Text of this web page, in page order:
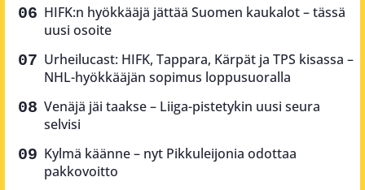
HIFK:n hyökkääjä jättää Suomen kaukalot – tässä
uusi osoite
Urheilucast: HIFK, Tappara, Kärpät ja TPS kisassa –
NHL-hyökkääjän sopimus loppusuoralla
Venäjä jäi taakse – Liiga-pistetykin uusi seura
selvisi
Kylmä käänne – nyt Pikkuleijonia odottaa
pakkovoitto